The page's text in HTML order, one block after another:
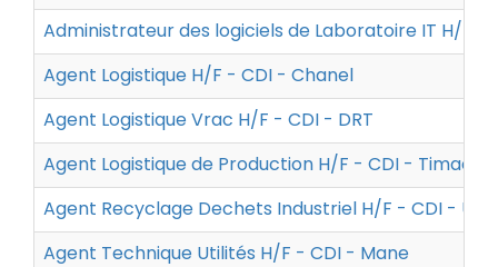
Administrateur des logiciels de Laboratoire IT H/F -
Agent Logistique H/F - CDI - Chanel
Agent Logistique Vrac H/F - CDI - DRT
Agent Logistique de Production H/F - CDI - Timac
Agent Recyclage Dechets Industriel H/F - CDI -
Agent Technique Utilités H/F - CDI - Mane